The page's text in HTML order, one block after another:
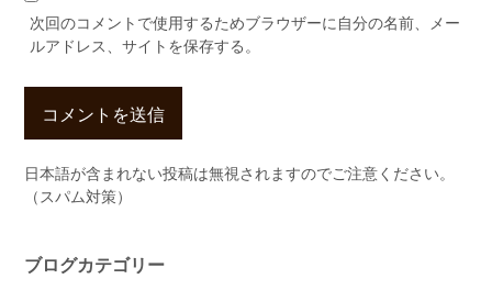
次回のコメントで使用するためブラウザーに自分の名前、メー
ルアドレス、サイトを保存する。
日本語が含まれない投稿は無視されますのでご注意ください。
（スパム対策）
ブログカテゴリー